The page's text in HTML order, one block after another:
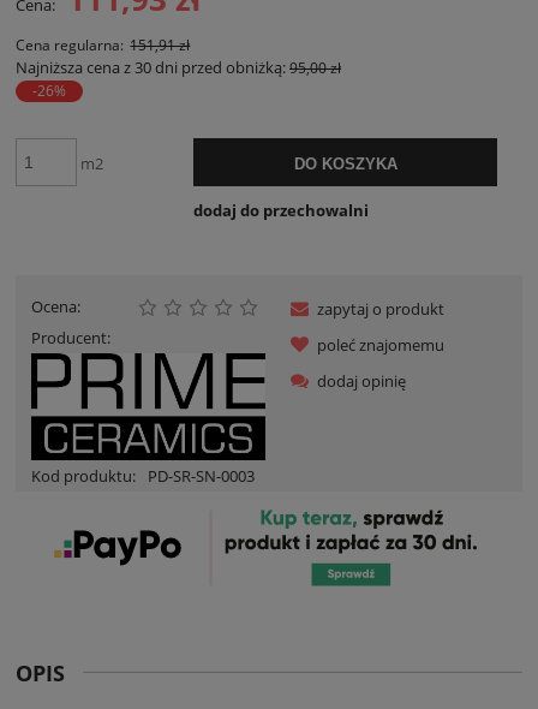
Cena:
Cena regularna: 151,91 zł
Najniższa cena z 30 dni przed obniżką:95,00 zł
-26%
m2 DO KOSZYKA
dodaj do przechowalni
Ocena:
Producent:
Kod produktu: PD-SR-SN-0003
zapytaj o produkt
poleć znajomemu
dodaj opinię
OPIS